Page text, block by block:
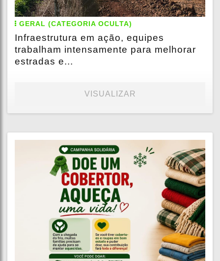
GERAL (CATEGORIA OCULTA)
Infraestrutura em ação, equipes
trabalham intensamente para melhorar
estradas e...
VISUALIZAR